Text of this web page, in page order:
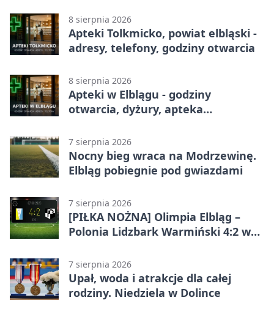
8 sierpnia 2026
Apteki Tolkmicko, powiat elbląski -
adresy, telefony, godziny otwarcia
8 sierpnia 2026
Apteki w Elblągu - godziny
otwarcia, dyżury, apteka
7 sierpnia 2026
Nocny bieg wraca na Modrzewinę.
Elbląg pobiegnie pod gwiazdami
7 sierpnia 2026
[PIŁKA NOŻNA] Olimpia Elbląg –
Polonia Lidzbark Warmiński 4:2 w
7 sierpnia 2026
Upał, woda i atrakcje dla całej
rodziny. Niedziela w Dolince